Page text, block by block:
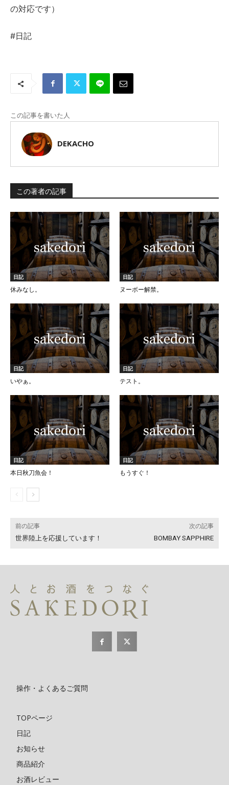
の対応です）
#日記
この記事を書いた人
DEKACHO
この著者の記事
日記
休みなし。
日記
ヌーボー解禁。
日記
いやぁ。
日記
テスト。
日記
本日秋刀魚会！
日記
もうすぐ！
前の記事
世界陸上を応援しています！
次の記事
BOMBAY SAPPHIRE
操作・よくあるご質問
TOPページ
日記
お知らせ
商品紹介
お酒レビュー